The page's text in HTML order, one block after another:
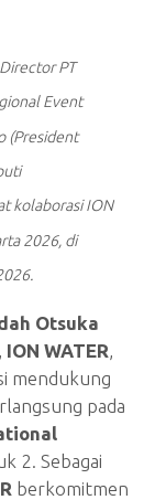
PT
Event
(President
kolaborasi ION
2026, di
Otsuka
ION WATER
mendukung
pada
2. Sebagai
berkomitmen